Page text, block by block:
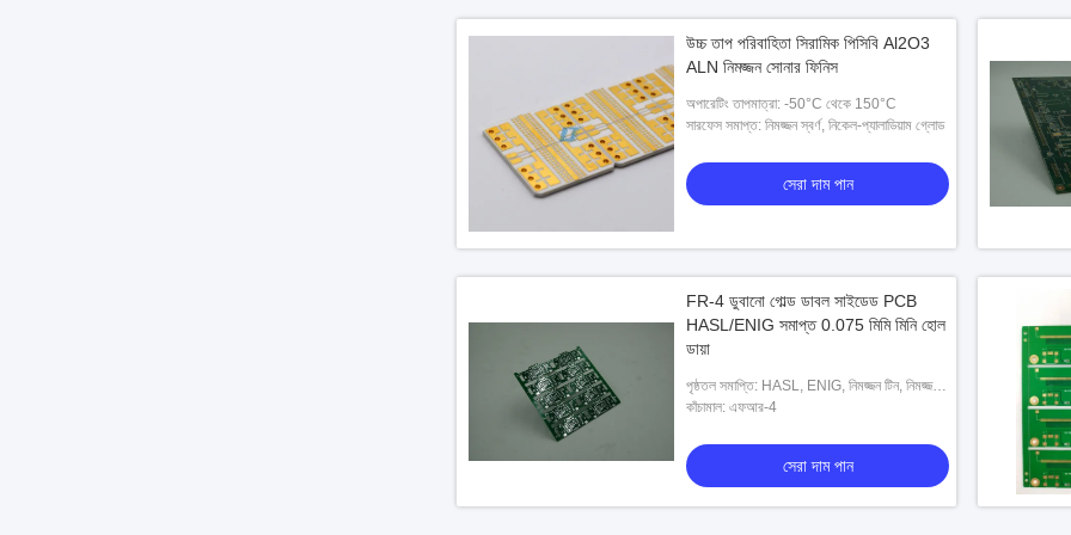
উচ্চ তাপ পরিবাহিতা সিরামিক পিসিবি Al2O3
ALN নিমজ্জন সোনার ফিনিস
অপারেটিং তাপমাত্রা: -50°C থেকে 150°C
সারফেস সমাপ্ত: নিমজ্জন স্বর্ণ, নিকেল-প্যালাডিয়াম গ্লোড
সেরা দাম পান
FR-4 ডুবানো গোল্ড ডাবল সাইডেড PCB
HASL/ENIG সমাপ্ত 0.075 মিমি মিনি হোল
ডায়া
পৃষ্ঠতল সমাপ্তি: HASL, ENIG, নিমজ্জন টিন, নিমজ্জন
সিলভার, গোল্ড ফিঙ্গার, OSP
কাঁচামাল: এফআর-4
সেরা দাম পান